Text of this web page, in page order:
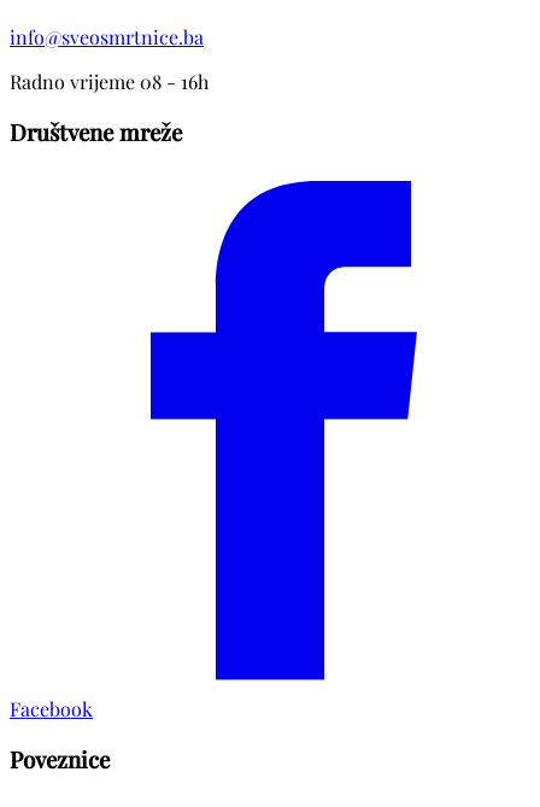
info@sveosmrtnice.ba
Radno vrijeme 08 - 16h
Društvene mreže
Facebook
Poveznice